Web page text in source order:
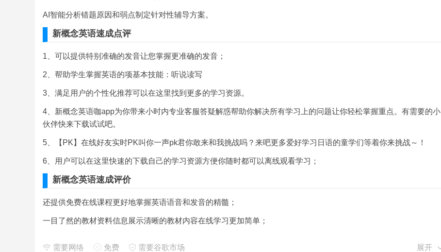
AI智能分析错题原因和弱点制定针对性辅导方案。
新概念英语速成点评
1、可以提供特别准确的发音让您掌握更准确的发音；
2、帮助学生掌握英语的项基本技能：听说读写
3、满足用户的个性化推荐可以在这里找到更多的学习资源。
4、新概念英语咖app为你带来小时内专业客服答疑解惑帮助你解决所有学习上的问题让你轻松掌握重点。有需要的小
伙伴快来下载试试吧。
5、【PK】在线好友实时PK叫你一声pk君你敢来和我挑战吗？来吧更多爱好学习日语的童学们等着你来挑战～！
6、用户可以在这里快速的下载自己的学习资源方便你随时都可以离线观看学习；
新概念英语速成评价
还提供免费在线课程更好地掌握英语语音和发音的精髓；
一目了然的教材资料信息展示清晰的教材内容在线学习更加简单；
需要网络 免费 需要谷歌市场 展开